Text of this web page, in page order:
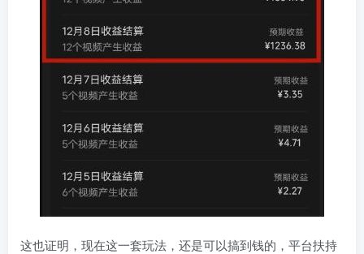
这也证明，现在这一套玩法，还是可以搞到钱的，平台扶持